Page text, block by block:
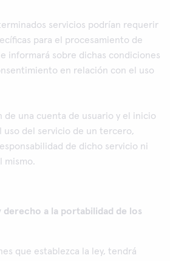
servicios podrían requerir
para el procesamiento de
informará sobre dichas condiciones
en relación con el uso
de una cuenta de usuario y el inicio
uso del servicio de un tercero,
de dicho servicio ni
mismo.
derecho a la portabilidad de los
que establezca la ley, tendrá